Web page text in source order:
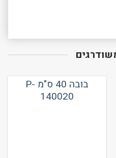
בובה 40 ס"מ P-
140020